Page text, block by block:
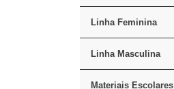
Linha Feminina
Linha Masculina
Materiais Escolares